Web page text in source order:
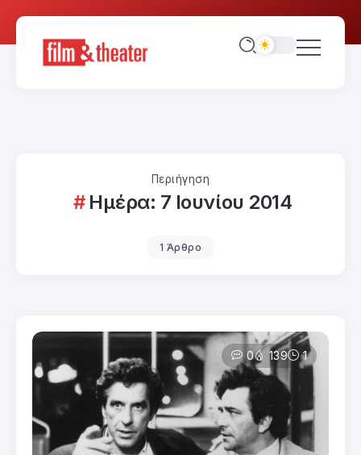
Περιήγηση
Ημέρα: 7 Ιουνίου 2014
1 Άρθρο
0 139 1